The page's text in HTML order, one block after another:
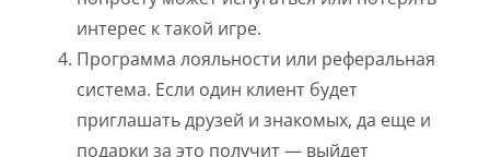
интерес к такой игре.
Программа лояльности или реферальная
система. Если один клиент будет
приглашать друзей и знакомых, да еще и
подарки за это получит — выйдет